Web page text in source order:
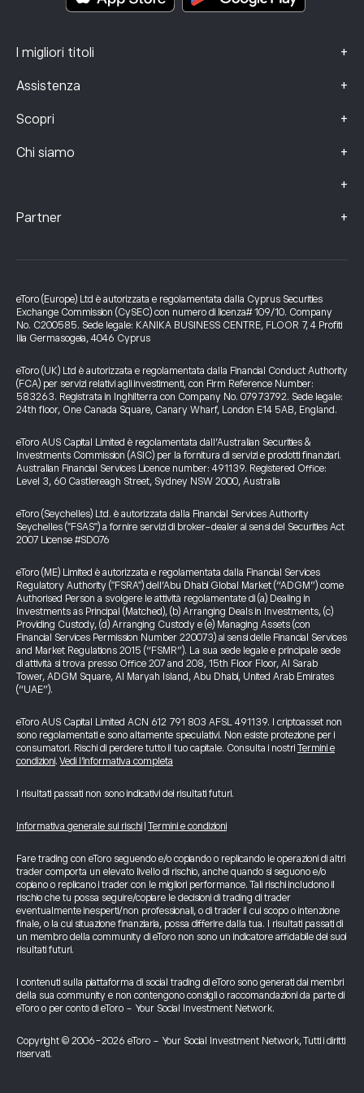
I migliori titoli +
Assistenza +
Scopri +
Chi siamo +
+
Partner +
eToro (Europe) Ltd è autorizzata e regolamentata dalla Cyprus Securities
Exchange Commission (CySEC) con numero di licenza# 109/10. Company
No. C200585. Sede legale: KANIKA BUSINESS CENTRE, FLOOR 7, 4 Profiti
Ilia Germasogeia, 4046 Cyprus
eToro (UK) Ltd è autorizzata e regolamentata dalla Financial Conduct Authority
(FCA) per servizi relativi agli investimenti, con Firm Reference Number:
583263. Registrata in Inghilterra con Company No. 07973792. Sede legale:
24th floor, One Canada Square, Canary Wharf, London E14 5AB, England.
eToro AUS Capital Limited è regolamentata dall’Australian Securities &
Investments Commission (ASIC) per la fornitura di servizi e prodotti finanziari.
Australian Financial Services Licence number: 491139. Registered Office:
Level 3, 60 Castlereagh Street, Sydney NSW 2000, Australia
eToro (Seychelles) Ltd. è autorizzata dalla Financial Services Authority
Seychelles ("FSAS") a fornire servizi di broker-dealer ai sensi del Securities Act
2007 License #SD076
eToro (ME) Limited è autorizzata e regolamentata dalla Financial Services
Regulatory Authority ("FSRA") dell’Abu Dhabi Global Market (“ADGM”) come
Authorised Person a svolgere le attività regolamentate di (a) Dealing in
Investments as Principal (Matched), (b) Arranging Deals in Investments, (c)
Providing Custody, (d) Arranging Custody e (e) Managing Assets (con
Financial Services Permission Number 220073) ai sensi delle Financial Services
and Market Regulations 2015 (“FSMR”). La sua sede legale e principale sede
di attività si trova presso Office 207 and 208, 15th Floor Floor, Al Sarab
Tower, ADGM Square, Al Maryah Island, Abu Dhabi, United Arab Emirates
(“UAE”).
eToro AUS Capital Limited ACN 612 791 803 AFSL 491139. I criptoasset non
sono regolamentati e sono altamente speculativi. Non esiste protezione per i
consumatori. Rischi di perdere tutto il tuo capitale. Consulta i nostri Termini e
condizioni.Vedi l’informativa completa
I risultati passati non sono indicativi dei risultati futuri.
Informativa generale sui rischi Termini e condizioni
Fare trading con eToro seguendo e/o copiando o replicando le operazioni di altri
trader comporta un elevato livello di rischio, anche quando si seguono e/o
copiano o replicano i trader con le migliori performance. Tali rischi includono il
rischio che tu possa seguire/copiare le decisioni di trading di trader
eventualmente inesperti/non professionali, o di trader il cui scopo o intenzione
finale, o la cui situazione finanziaria, possa differire dalla tua. I risultati passati di
un membro della community di eToro non sono un indicatore affidabile dei suoi
risultati futuri.
I contenuti sulla piattaforma di social trading di eToro sono generati dai membri
della sua community e non contengono consigli o raccomandazioni da parte di
eToro o per conto di eToro - Your Social Investment Network.
Copyright © 2006-2026 eToro - Your Social Investment Network, Tutti i diritti
riservati.